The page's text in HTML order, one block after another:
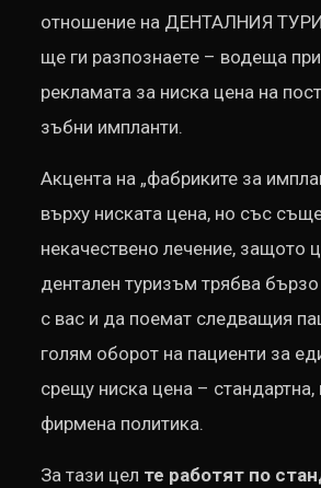
отношение на ДЕНТАЛНИЯ
ще ги разпознаете – водеща
рекламата за ниска цена на
зъбни импланти.
Акцента на „фабриките за
върху ниската цена, но със
некачествено лечение, защото
дентален туризъм трябва
с вас и да поемат следващия
голям оборот на пациенти за
срещу ниска цена – стандартна,
фирмена политика.
За тази цел те работят по